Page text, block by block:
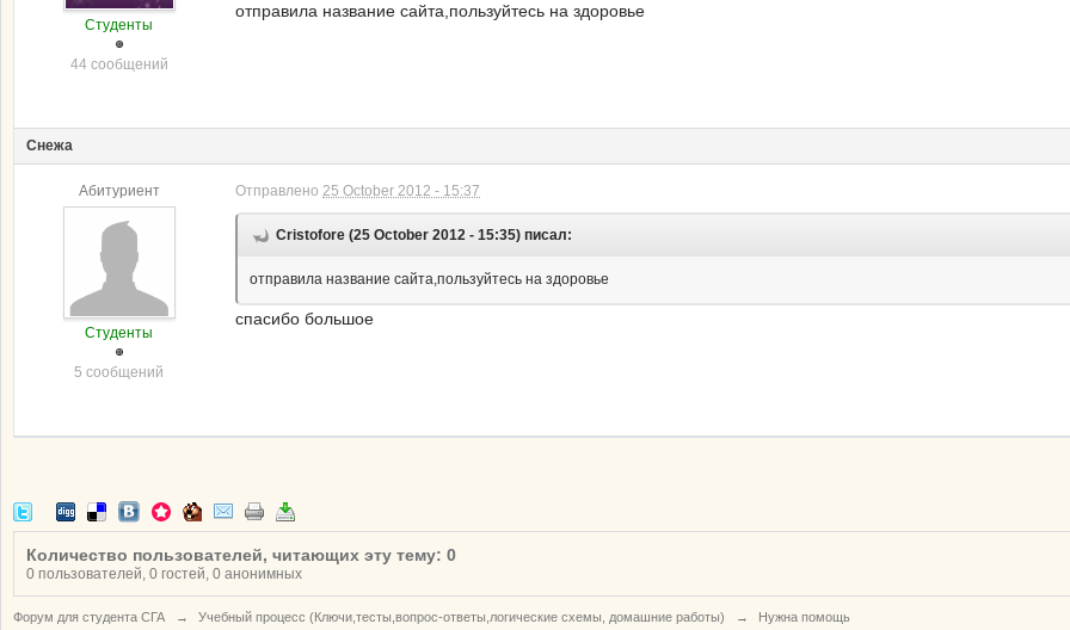
Студенты
44 сообщений
отправила название сайта,пользуйтесь на здоровье
Снежа
Абитуриент
Студенты
5 сообщений
Отправлено 25 October 2012 - 15:37
Cristofore (25 October 2012 - 15:35) писал:
отправила название сайта,пользуйтесь на здоровье
спасибо большое
Количество пользователей, читающих эту тему: 0
0 пользователей, 0 гостей, 0 анонимных
Форум для студента СГА → Учебный процесс (Ключи,тесты,вопрос-ответы,логические схемы, домашние работы) → Нужна помощь